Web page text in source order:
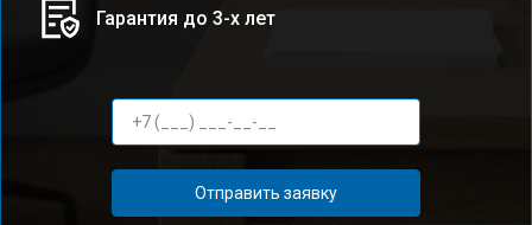
Гарантия до 3-х лет
Отправить заявку